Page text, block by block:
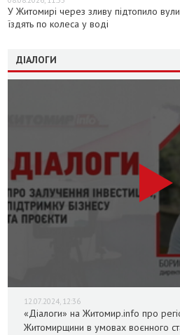
У Житомирі через зливу підтопило
їздять по колеса у воді
ДІАЛОГИ
12.07.2024, 12:36
«Діалоги» на Житомир.info про
Житомирщини в умовах воєнного